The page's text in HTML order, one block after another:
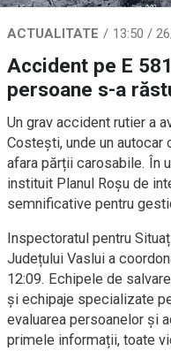
ACTUALITATE 13:50 /
Accident pe E
persoane s-a
Un grav accident rutier a
Costești, unde un
afara părții carosabile. În
instituit Planul Roșu de
semnificative pentru
Inspectoratul pentru
Județului Vaslui a
12:09. Echipele de
și echipaje specializate
evaluarea persoanelor și
primele informații, toate